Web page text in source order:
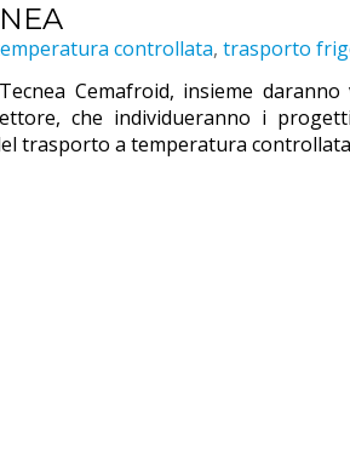
controllata, trasporto
Cemafroid, insieme daranno
che individueranno i
trasporto a temperatura